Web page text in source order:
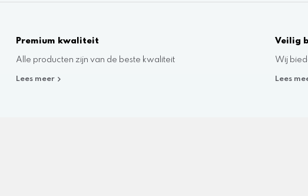
Premium kwaliteit
Alle producten zijn van de beste kwaliteit
Lees meer
Veilig
Wij
Lees